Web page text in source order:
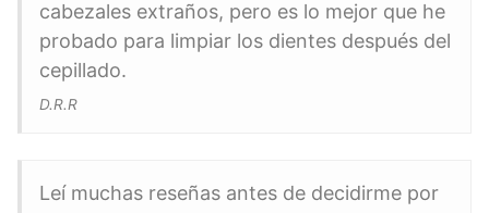
cabezales extraños, pero es lo mejor que he
probado para limpiar los dientes después del
cepillado.
D.R.R
Leí muchas reseñas antes de decidirme por